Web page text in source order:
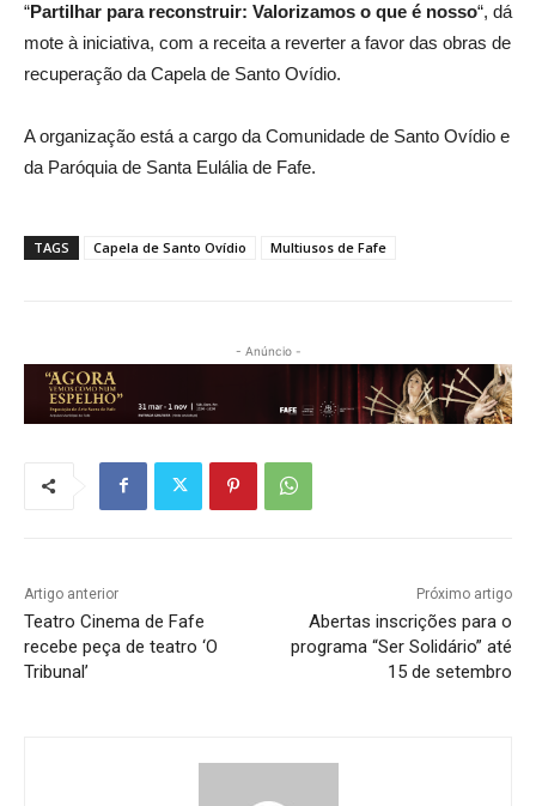
“Partilhar para reconstruir: Valorizamos o que é nosso“, dá
mote à iniciativa, com a receita a reverter a favor das obras de
recuperação da Capela de Santo Ovídio.
A organização está a cargo da Comunidade de Santo Ovídio e
da Paróquia de Santa Eulália de Fafe.
TAGS Capela de Santo Ovídio Multiusos de Fafe
- Anúncio -
Artigo anterior
Teatro Cinema de Fafe
recebe peça de teatro ‘O
Tribunal’
Próximo artigo
Abertas inscrições para o
programa “Ser Solidário” até
15 de setembro